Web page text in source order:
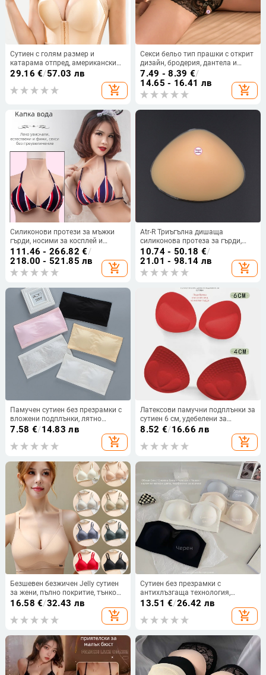
Сутиен с голям размер и
катарама отпред, американски
гръб, седем реда, голям бюст,
малък размер, тънък набор,
регулируем, против увисване
29.16 €/57.03 лв
add_shopping_cart
Секси бельо тип прашки с открит
дизайн, бродерия, дантела и
перли; основна тъкан полиестер
80–90%
7.49 - 8.39 €/
14.65 - 16.41 лв
add_shopping_cart
Силиконови протези за мъжки
гърди, носими за косплей и
превъплъщение, реалистични
изкуствени гърди
111.46 - 266.82 €/
218.00 - 521.85 лв
add_shopping_cart
Atr-R Триъгълна дишаща
силиконова протеза за гърди,
изкуствена гърда,
постоперативна протеза за
гърди, производител на едро
10.74 - 50.18 €/
21.01 - 98.14 лв
add_shopping_cart
Памучен сутиен без презрамки с
вложени подплънки, лятно
дишащо бельо за тийнейджърки
7.58 €/14.83 лв
add_shopping_cart
Латексови памучни подплънки за
сутиен 6 см, удебелени за
събиране на малък бюст,
подчертаващи красотата на
гърба, резервни гъбени вложки,
8.52 €/16.66 лв
add_shopping_cart
Безшевен безжичен Jelly сутиен
за жени, пълно покритие, тънко
оформени чаши, фиксирани
двойни презрамки и четири реда
закопчавания на гърба,
16.58 €/32.43 лв
add_shopping_cart
Сутиен без презрамки с
антихлъзгаща технология,
формована чашка 3/4, найлонов
закопчаване
13.51 €/26.42 лв
add_shopping_cart